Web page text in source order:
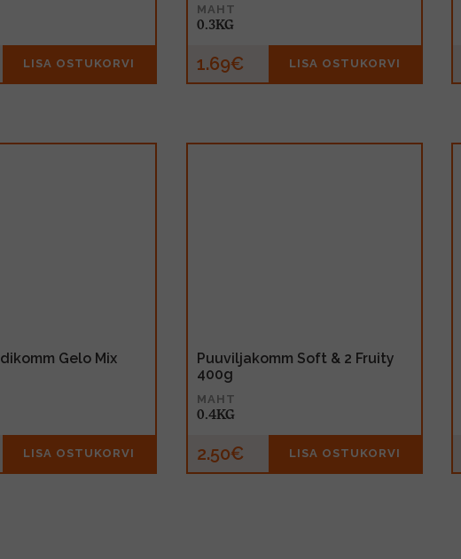
LISA OSTUKORVI
MAHT
0.3KG
1.69€ LISA OSTUKORVI
Gelo Mix
LISA OSTUKORVI
Puuviljakomm Soft & 2 Fruity
400g
MAHT
0.4KG
2.50€ LISA OSTUKORVI